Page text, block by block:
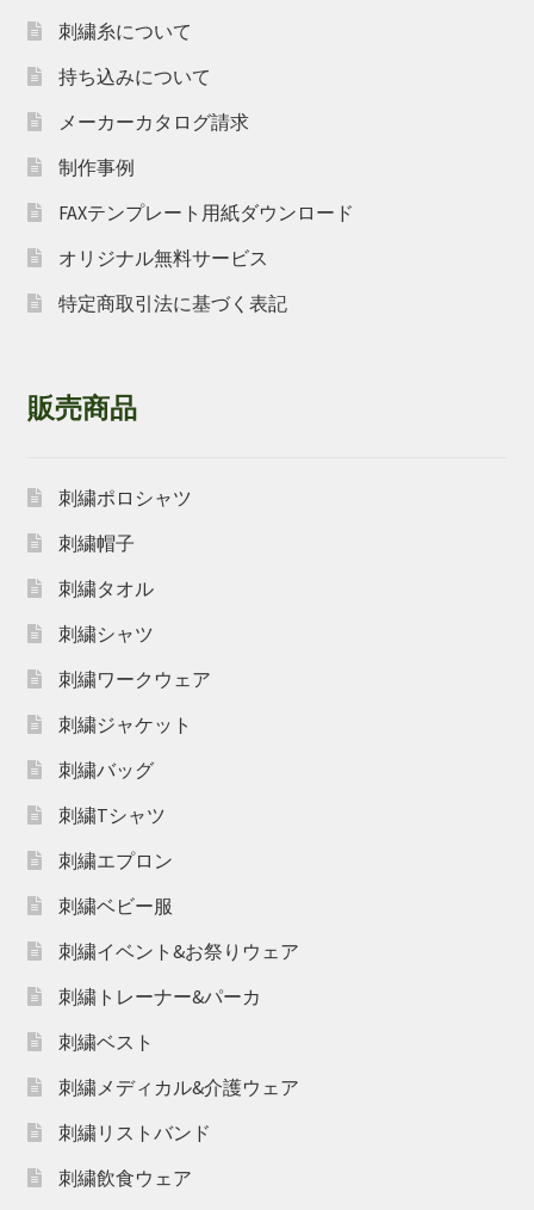
刺繍糸について
持ち込みについて
メーカーカタログ請求
制作事例
FAXテンプレート用紙ダウンロード
オリジナル無料サービス
特定商取引法に基づく表記
販売商品
刺繍ポロシャツ
刺繍帽子
刺繍タオル
刺繍シャツ
刺繍ワークウェア
刺繍ジャケット
刺繍バッグ
刺繍Tシャツ
刺繍エプロン
刺繍ベビー服
刺繍イベント&お祭りウェア
刺繍トレーナー&パーカ
刺繍ベスト
刺繍メディカル&介護ウェア
刺繍リストバンド
刺繍飲食ウェア